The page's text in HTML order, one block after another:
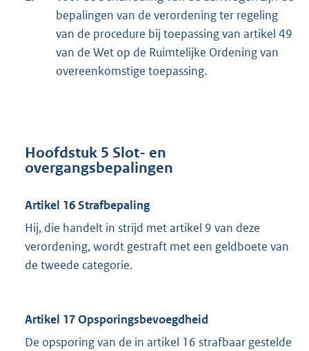
bepalingen van de verordening ter regeling
van de procedure bij toepassing van artikel 49
van de Wet op de Ruimtelijke Ordening van
overeenkomstige toepassing.
Hoofdstuk 5 Slot- en
overgangsbepalingen
Artikel 16 Strafbepaling
Hij, die handelt in strijd met artikel 9 van deze
verordening, wordt gestraft met een geldboete van
de tweede categorie.
Artikel 17 Opsporingsbevoegdheid
De opsporing van de in artikel 16 strafbaar gestelde